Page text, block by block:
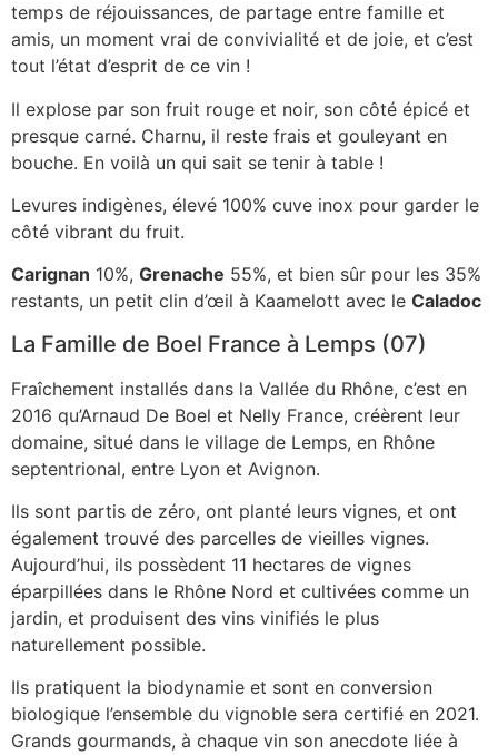
temps de réjouissances, de partage entre famille et
amis, un moment vrai de convivialité et de joie, et c’est
tout l’état d’esprit de ce vin !
Il explose par son fruit rouge et noir, son côté épicé et
presque carné. Charnu, il reste frais et gouleyant en
bouche. En voilà un qui sait se tenir à table !
Levures indigènes, élevé 100% cuve inox pour garder le
côté vibrant du fruit.
Carignan 10%, Grenache 55%, et bien sûr pour les 35%
restants, un petit clin d’œil à Kaamelott avec le Caladoc
La Famille de Boel France à Lemps (07)
Fraîchement installés dans la Vallée du Rhône, c’est en
2016 qu’Arnaud De Boel et Nelly France, créèrent leur
domaine, situé dans le village de Lemps, en Rhône
septentrional, entre Lyon et Avignon.
Ils sont partis de zéro, ont planté leurs vignes, et ont
également trouvé des parcelles de vieilles vignes.
Aujourd’hui, ils possèdent 11 hectares de vignes
éparpillées dans le Rhône Nord et cultivées comme un
jardin, et produisent des vins vinifiés le plus
naturellement possible.
Ils pratiquent la biodynamie et sont en conversion
biologique l’ensemble du vignoble sera certifié en 2021.
Grands gourmands, à chaque vin son anecdote liée à